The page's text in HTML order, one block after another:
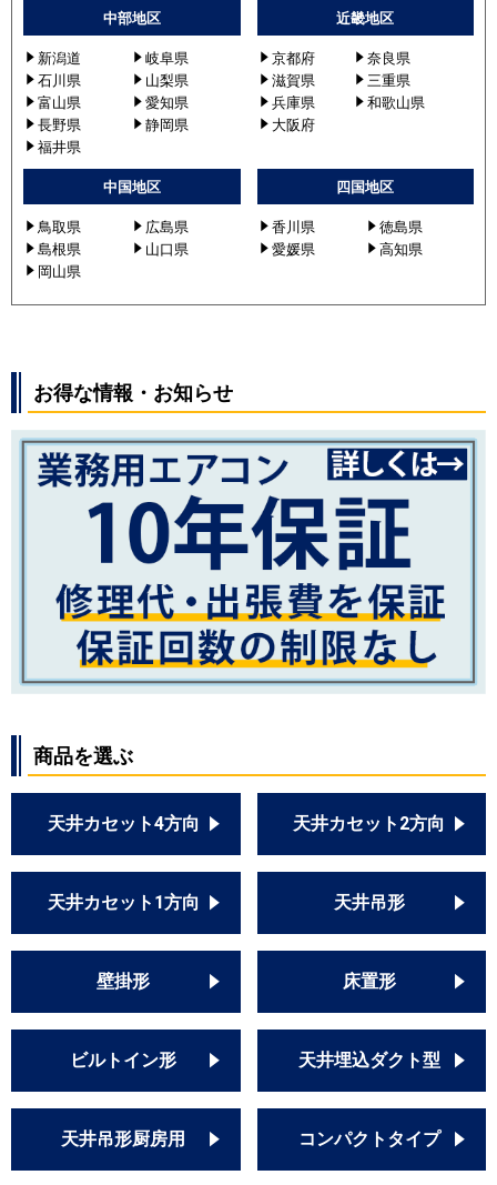
中部地区
新潟道
岐阜県
石川県
山梨県
富山県
愛知県
長野県
静岡県
福井県
近畿地区
京都府
奈良県
滋賀県
三重県
兵庫県
和歌山県
大阪府
中国地区
鳥取県
広島県
島根県
山口県
岡山県
四国地区
香川県
徳島県
愛媛県
高知県
お得な情報・お知らせ
商品を選ぶ
天井カセット4方向 天井カセット2方向
天井カセット1方向 天井吊形
壁掛形 床置形
ビルトイン形 天井埋込ダクト型
天井吊形厨房用 コンパクトタイプ